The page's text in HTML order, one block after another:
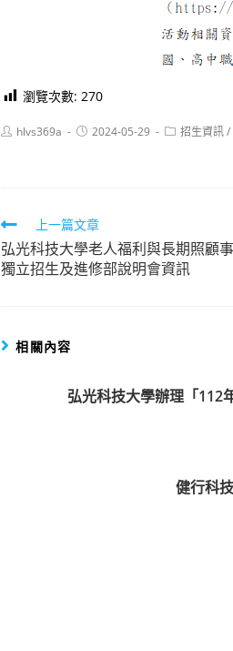
瀏覽次數: 270
Posthlvs369a
Post2024-05-29
Post招生資訊/
Read
more
articles
上一篇文章
弘光科技大學老人福利與長期照顧
獨立招生及進修部說明會資訊
相關內容
弘光科技大學辦理「112
健行科